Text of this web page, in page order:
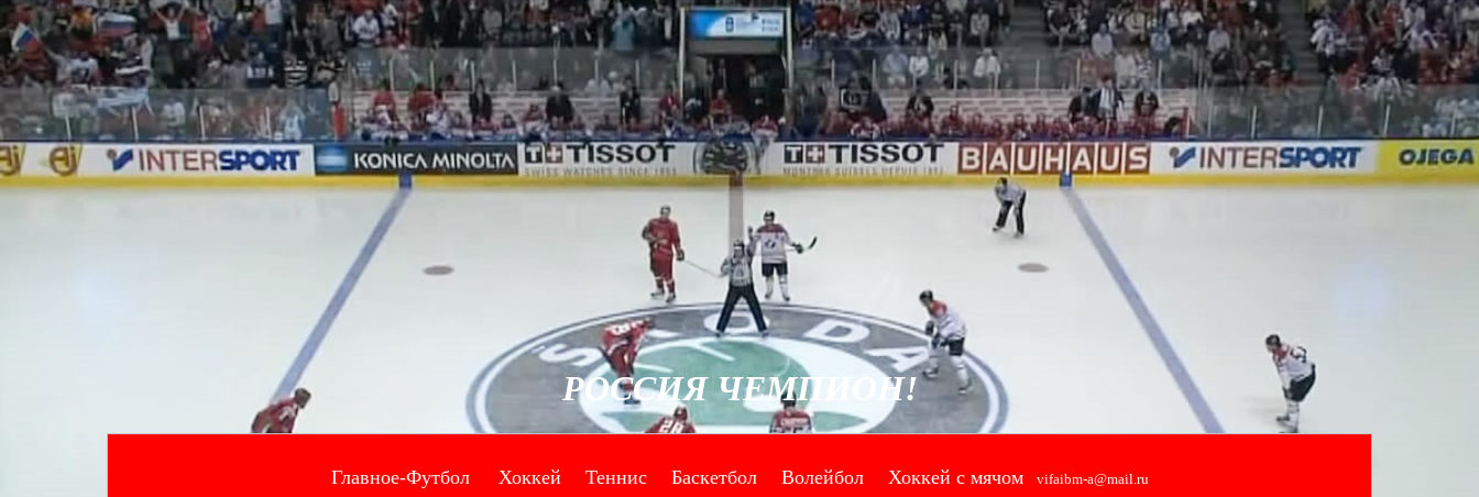
РОССИЯ ЧЕМПИОН!
Главное-Футбол-- Хоккей Теннис-- Баскетбол-- Волейбол-- Хоккей с мячом vifaibm-a@mail.ru